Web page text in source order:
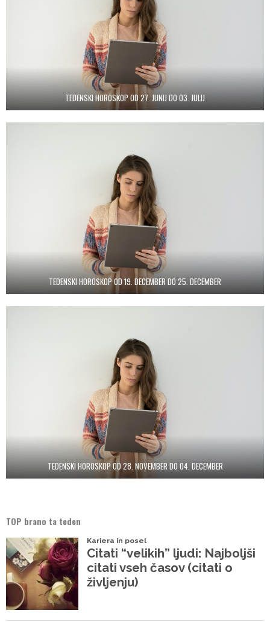
TEDENSKI HOROSKOP OD 27. JUNIJ DO 03. JULIJ
TEDENSKI HOROSKOP OD 19. DECEMBER DO 25. DECEMBER
TEDENSKI HOROSKOP OD 28. NOVEMBER DO 04. DECEMBER
TOP brano ta teden